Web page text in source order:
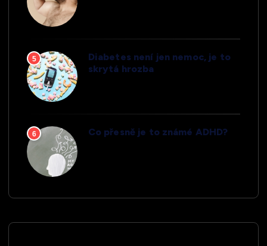
5
Diabetes není jen nemoc, je to
skrytá hrozba
6 Co přesně je to známé ADHD?